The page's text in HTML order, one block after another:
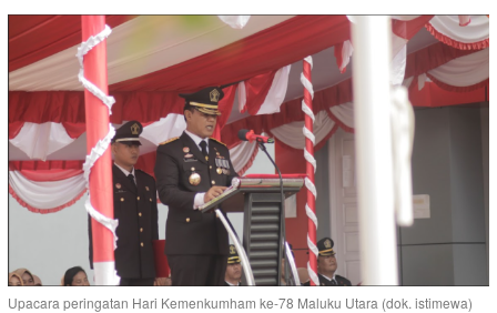
Upacara peringatan Hari Kemenkumham ke-78 Maluku Utara (dok. istimewa)